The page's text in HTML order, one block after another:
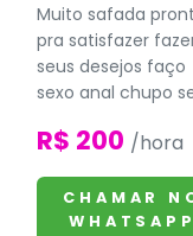
Muito safada
pra satisfazer
seus desejos faço
sexo anal chupo
R$ 200 /hora
CHAMAR
WHATSAPP